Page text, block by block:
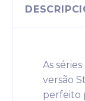
As
versão
perfeito